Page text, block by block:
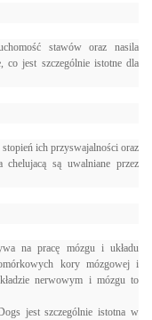
stawów oraz nasila
co jest szczególnie istotne dla
ich przyswajalności oraz
chelujacą są uwalniane przez
na pracę mózgu i układu
kory mózgowej i
nerwowym i mózgu to
jest szczególnie istotna w